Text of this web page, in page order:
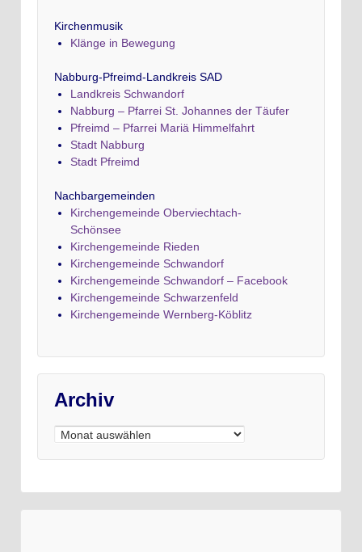
Kirchenmusik
Klänge in Bewegung
Nabburg-Pfreimd-Landkreis SAD
Landkreis Schwandorf
Nabburg – Pfarrei St. Johannes der Täufer
Pfreimd – Pfarrei Mariä Himmelfahrt
Stadt Nabburg
Stadt Pfreimd
Nachbargemeinden
Kirchengemeinde Oberviechtach-
Schönsee
Kirchengemeinde Rieden
Kirchengemeinde Schwandorf
Kirchengemeinde Schwandorf – Facebook
Kirchengemeinde Schwarzenfeld
Kirchengemeinde Wernberg-Köblitz
Archiv
Archiv